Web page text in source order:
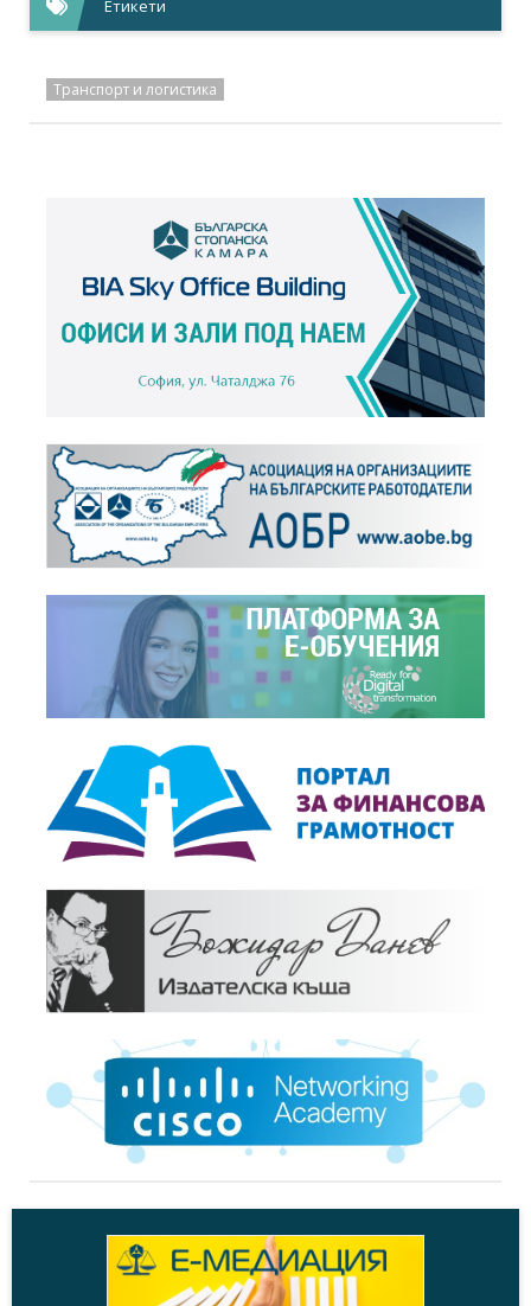
Етикети
Транспорт и логистика